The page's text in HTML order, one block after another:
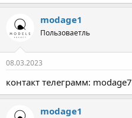
modage1
Пользоваетль
08.03.2023
контакт телеграмм: modage7
modage1